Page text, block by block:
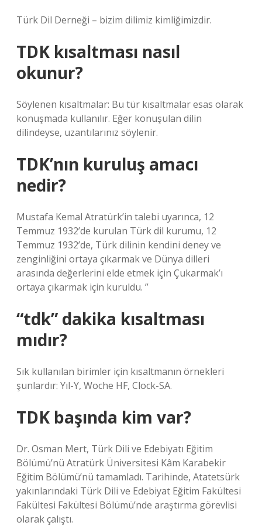
Türk Dil Derneği – bizim dilimiz kimliğimizdir.
TDK kısaltması nasıl
okunur?
Söylenen kısaltmalar: Bu tür kısaltmalar esas olarak
konuşmada kullanılır. Eğer konuşulan dilin
dilindeyse, uzantılarınız söylenir.
TDK’nın kuruluş amacı
nedir?
Mustafa Kemal Atratürk’in talebi uyarınca, 12
Temmuz 1932’de kurulan Türk dil kurumu, 12
Temmuz 1932’de, Türk dilinin kendini deney ve
zenginliğini ortaya çıkarmak ve Dünya dilleri
arasında değerlerini elde etmek için Çukarmak’ı
ortaya çıkarmak için kuruldu. ”
“tdk” dakika kısaltması
mıdır?
Sık kullanılan birimler için kısaltmanın örnekleri
şunlardır: Yıl-Y, Woche HF, Clock-SA.
TDK başında kim var?
Dr. Osman Mert, Türk Dili ve Edebiyatı Eğitim
Bölümü’nü Atratürk Üniversitesi Kâm Karabekir
Eğitim Bölümü’nü tamamladı. Tarihinde, Atatetsürk
yakınlarındaki Türk Dili ve Edebiyat Eğitim Fakültesi
Fakültesi Fakültesi Bölümü’nde araştırma görevlisi
olarak çalıştı.